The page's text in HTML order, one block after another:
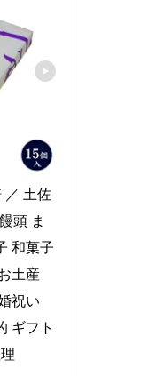
／ 土佐
頭 ま
和菓子
土産
祝い
ギフト